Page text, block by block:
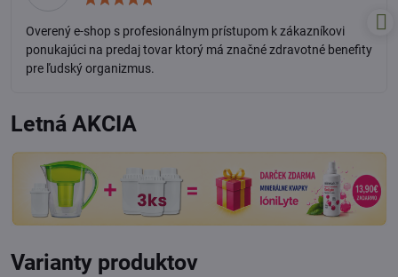
5
Overený e-shop s profesionálnym prístupom k zákazníkovi
ponukajúci na predaj tovar ktorý má značné zdravotné benefity
pre ľudský organizmus.
Letná AKCIA
Varianty produktov